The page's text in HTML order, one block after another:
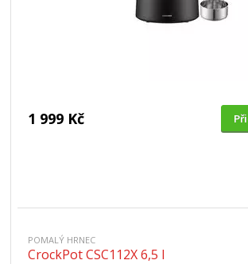
1 999 Kč
POMALÝ HRNEC
CrockPot CSC112X 6,5 l